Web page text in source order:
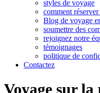
styles de voyage
comment
Blog de voyage
soumettre des
rejoignez notre
témoignages
politique de
Contactez
Voyage sur la